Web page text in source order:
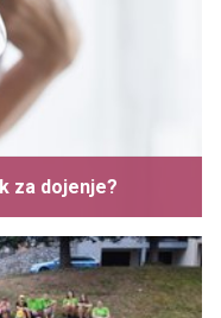
za dojenje?